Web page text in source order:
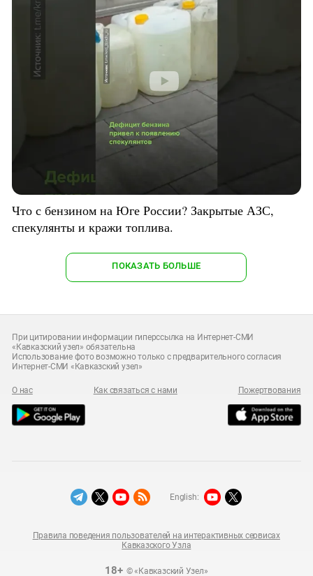
Что с бензином на Юге России? Закрытые АЗС,
спекулянты и кражи топлива.
ПОКАЗАТЬ БОЛЬШЕ
При цитировании информации гиперссылка на Интернет-СМИ
«Кавказский узел» обязательна
Использование фото возможно только с предварительного согласия
Интернет-СМИ «Кавказский узел»
О нас Как связаться с нами Пожертвования
18+© «Кавказский Узел»
Правила поведения пользователей на интерактивных сервисах
Кавказского Узла
English: